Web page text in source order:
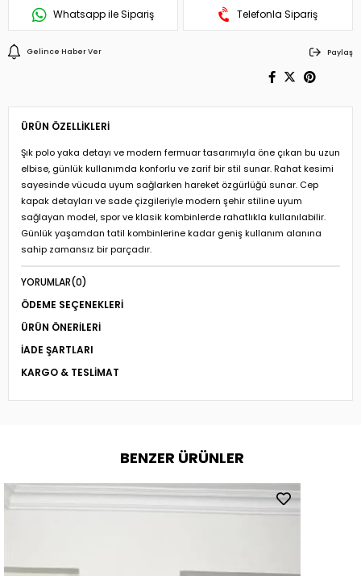
Whatsapp ile Sipariş Telefonla Sipariş
Gelince Haber Ver Paylaş
ÜRÜN ÖZELLIKLERI
Şık polo yaka detayı ve modern fermuar tasarımıyla öne çıkan bu uzun
elbise, günlük kullanımda konforlu ve zarif bir stil sunar. Rahat kesimi
sayesinde vücuda uyum sağlarken hareket özgürlüğü sunar. Cep
kapak detayları ve sade çizgileriyle modern şehir stiline uyum
sağlayan model, spor ve klasik kombinlerde rahatlıkla kullanılabilir.
Günlük yaşamdan tatil kombinlerine kadar geniş kullanım alanına
sahip zamansız bir parçadır.
YORUMLAR(0)
ÖDEME SEÇENEKLERI
ÜRÜN ÖNERILERI
İADE ŞARTLARI
KARGO & TESLIMAT
BENZER ÜRÜNLER